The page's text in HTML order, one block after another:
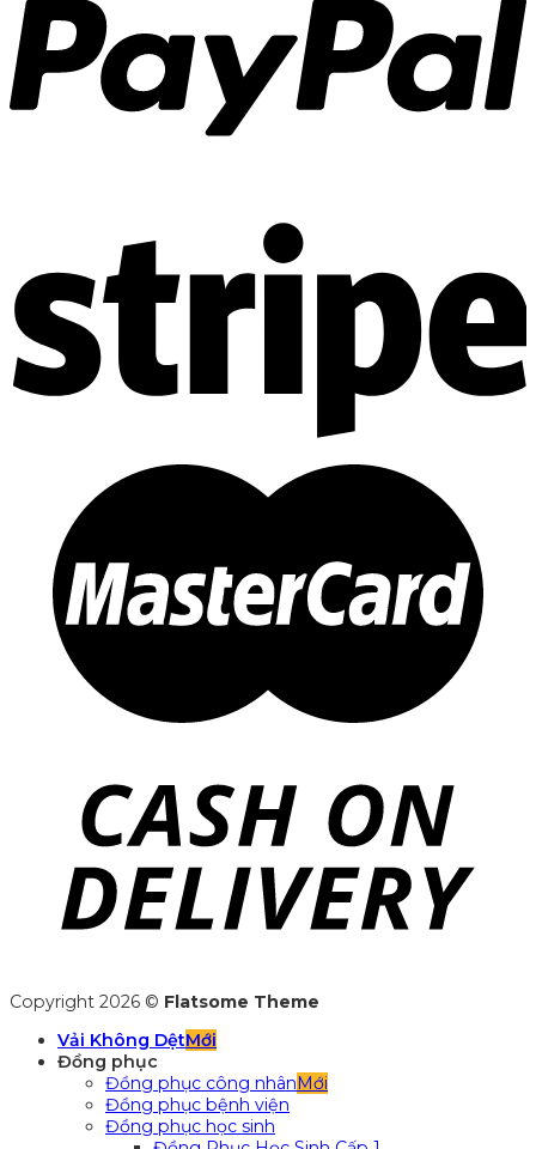
Copyright 2026 © Flatsome Theme
Vải Không Dệt
Đồng phục
Đồng phục công nhân
Đồng phục bệnh viện
Đồng phục học sinh